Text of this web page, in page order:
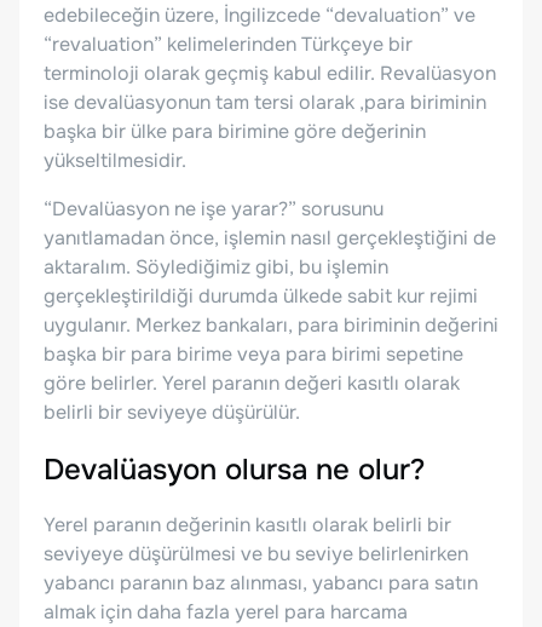
edebileceğin üzere, İngilizcede “devaluation” ve
“revaluation” kelimelerinden Türkçeye bir
terminoloji olarak geçmiş kabul edilir. Revalüasyon
ise devalüasyonun tam tersi olarak ,para biriminin
başka bir ülke para birimine göre değerinin
yükseltilmesidir.
“Devalüasyon ne işe yarar?” sorusunu
yanıtlamadan önce, işlemin nasıl gerçekleştiğini de
aktaralım. Söylediğimiz gibi, bu işlemin
gerçekleştirildiği durumda ülkede sabit kur rejimi
uygulanır. Merkez bankaları, para biriminin değerini
başka bir para birime veya para birimi sepetine
göre belirler. Yerel paranın değeri kasıtlı olarak
belirli bir seviyeye düşürülür.
Devalüasyon olursa ne olur?
Yerel paranın değerinin kasıtlı olarak belirli bir
seviyeye düşürülmesi ve bu seviye belirlenirken
yabancı paranın baz alınması, yabancı para satın
almak için daha fazla yerel para harcama